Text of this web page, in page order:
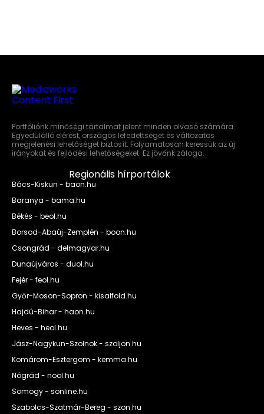
Portfóliónk minőségi tartalmat jelent minden olvasó számára.
Egyedülálló elérést, országos lefedettséget és változatos
megjelenési lehetőséget biztosít. Folyamatosan keressük az új
irányokat és fejlődési lehetőségeket. Ez jövőnk záloga.
Regionális hírportálok
Bács-Kiskun - baon.hu
Baranya - bama.hu
Békés - beol.hu
Borsod-Abaúj-Zemplén - boon.hu
Csongrád - delmagyar.hu
Dunaújváros - duol.hu
Fejér - feol.hu
Győr-Moson-Sopron - kisalfold.hu
Hajdú-Bihar - haon.hu
Heves - heol.hu
Jász-Nagykun-Szolnok - szoljon.hu
Komárom-Esztergom - kemma.hu
Nógrád - nool.hu
Somogy - sonline.hu
Szabolcs-Szatmár-Bereg - szon.hu